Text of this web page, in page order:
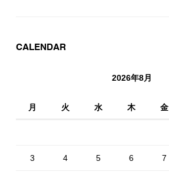
CALENDAR
2026年8月
月 火 水 木 金
3 4 5 6 7